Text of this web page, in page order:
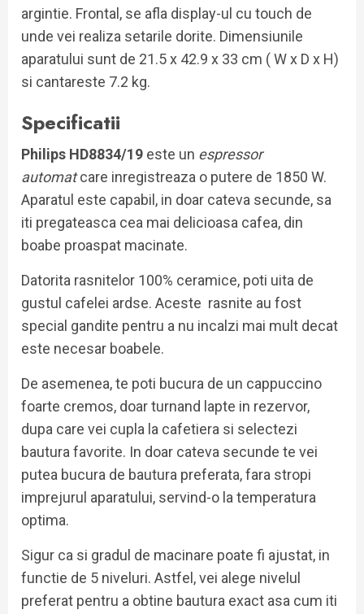
argintie. Frontal, se afla display-ul cu touch de
unde vei realiza setarile dorite. Dimensiunile
aparatului sunt de 21.5 x 42.9 x 33 cm ( W x D x H)
si cantareste 7.2 kg.
Specificatii
Philips HD8834/19 este un espressor
automatcare inregistreaza o putere de 1850 W.
Aparatul este capabil, in doar cateva secunde, sa
iti pregateasca cea mai delicioasa cafea, din
boabe proaspat macinate.
Datorita rasnitelor 100% ceramice, poti uita de
gustul cafelei ardse. Aceste rasnite au fost
special gandite pentru a nu incalzi mai mult decat
este necesar boabele.
De asemenea, te poti bucura de un cappuccino
foarte cremos, doar turnand lapte in rezervor,
dupa care vei cupla la cafetiera si selectezi
bautura favorite. In doar cateva secunde te vei
putea bucura de bautura preferata, fara stropi
imprejurul aparatului, servind-o la temperatura
optima.
Sigur ca si gradul de macinare poate fi ajustat, in
functie de 5 niveluri. Astfel, vei alege nivelul
preferat pentru a obtine bautura exact asa cum iti